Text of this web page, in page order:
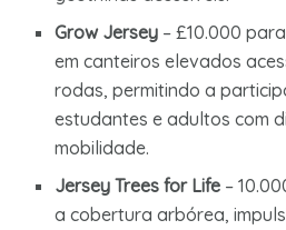
Grow Jersey – £10.000
em canteiros elevados
rodas, permitindo a
estudantes e adultos com
mobilidade.
Jersey Trees for Life –
a cobertura arbórea,